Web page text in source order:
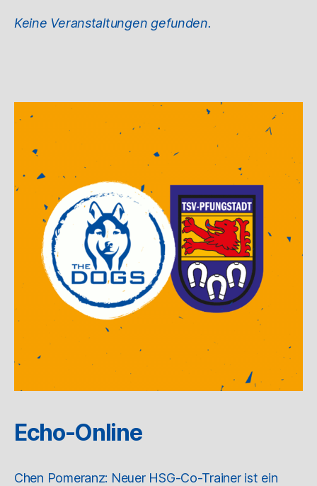
Keine Veranstaltungen gefunden.
Echo-Online
Chen Pomeranz: Neuer HSG-Co-Trainer ist ein